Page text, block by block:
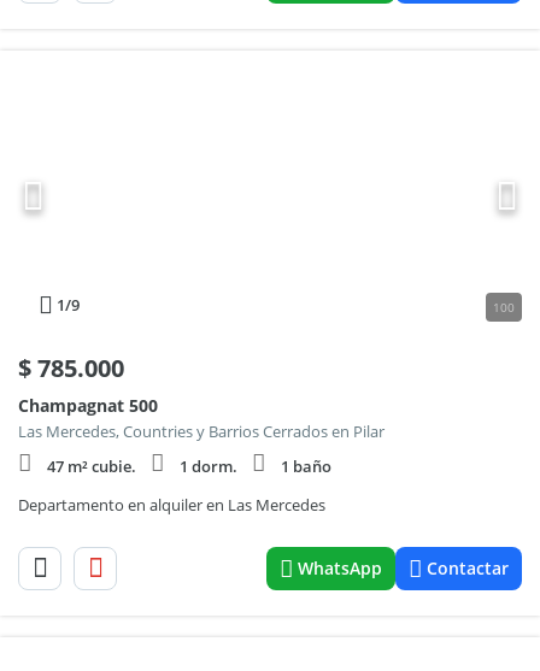
1/9 100
$785.000
Champagnat 500
Las Mercedes, Countries y Barrios Cerrados en Pilar
47 m² cubie.
1 dorm.
1 baño
Departamento en alquiler en Las Mercedes
WhatsApp Contactar